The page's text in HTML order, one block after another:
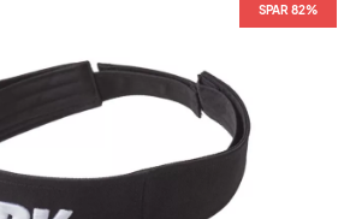
SPAR 82%